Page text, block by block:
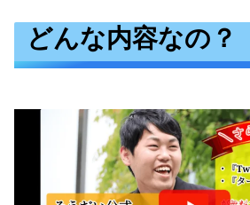
どんな内容なの？